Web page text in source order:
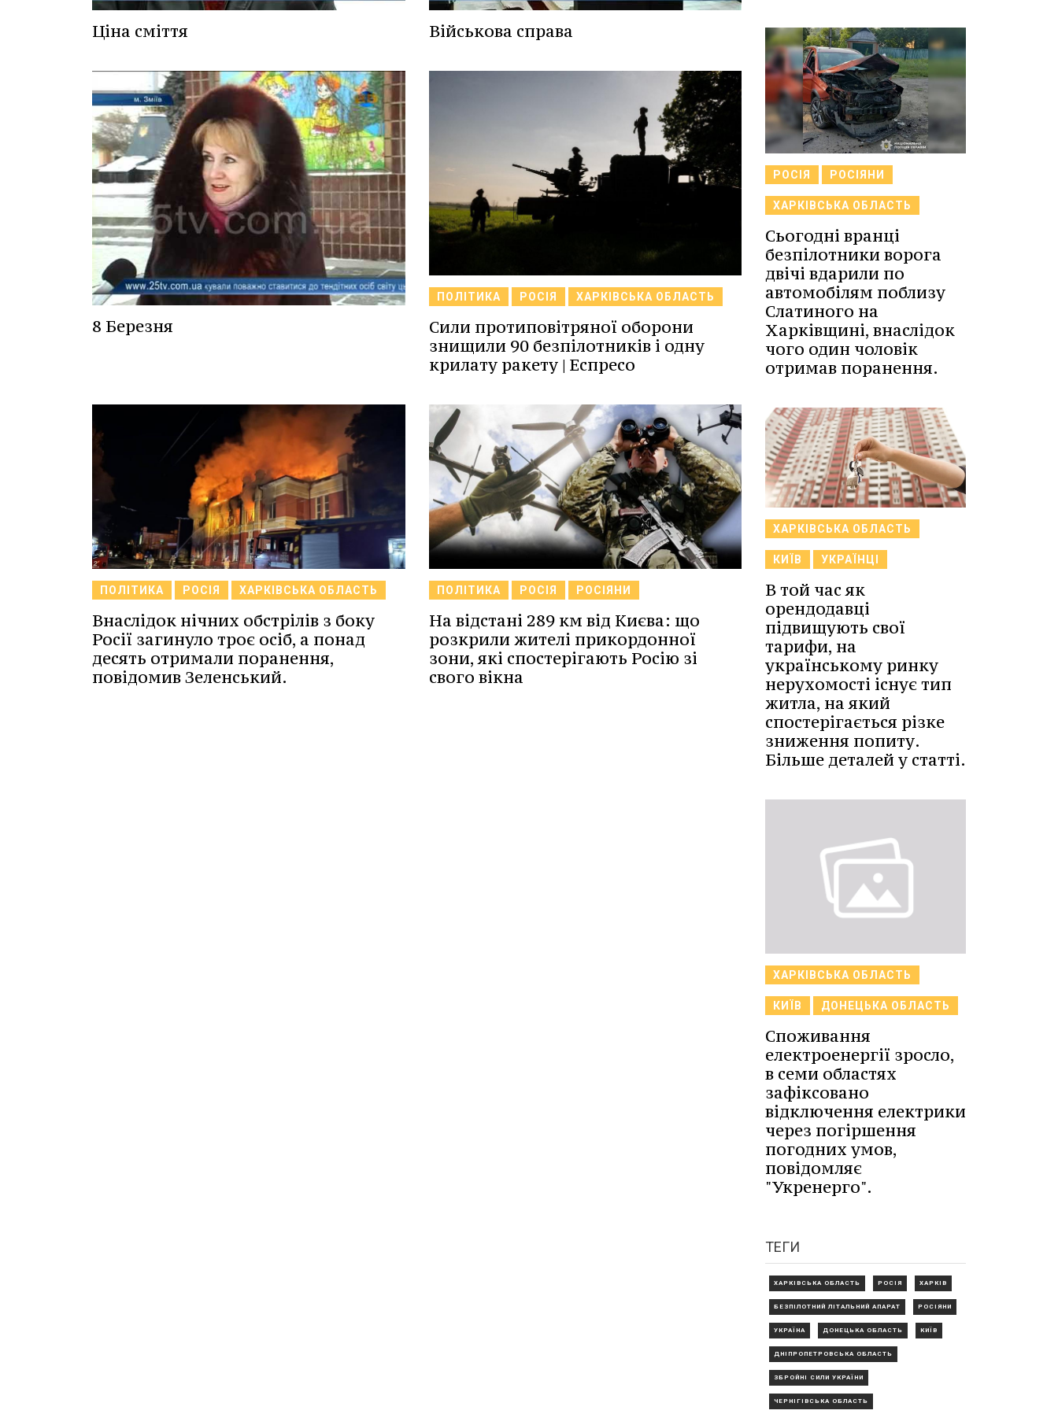
Ціна сміття Військова справа
8 Березня
ПОЛІТИКА РОСІЯ ХАРКІВСЬКА ОБЛАСТЬ
Сили протиповітряної оборони
знищили 90 безпілотників і одну
крилату ракету | Еспресо
ПОЛІТИКА РОСІЯ ХАРКІВСЬКА ОБЛАСТЬ
Внаслідок нічних обстрілів з боку
Росії загинуло троє осіб, а понад
десять отримали поранення,
повідомив Зеленський.
ПОЛІТИКА РОСІЯ РОСІЯНИ
На відстані 289 км від Києва: що
розкрили жителі прикордонної
зони, які спостерігають Росію зі
свого вікна
РОСІЯ РОСІЯНИ
ХАРКІВСЬКА ОБЛАСТЬ
Сьогодні вранці
безпілотники ворога
двічі вдарили по
автомобілям поблизу
Слатиного на
Харківщині, внаслідок
чого один чоловік
отримав поранення.
ХАРКІВСЬКА ОБЛАСТЬ
КИЇВ УКРАЇНЦІ
В той час як
орендодавці
підвищують свої
тарифи, на
українському ринку
нерухомості існує тип
житла, на який
спостерігається різке
зниження попиту.
Більше деталей у статті.
ХАРКІВСЬКА ОБЛАСТЬ
КИЇВ ДОНЕЦЬКА ОБЛАСТЬ
Споживання
електроенергії зросло,
в семи областях
зафіксовано
відключення електрики
через погіршення
погодних умов,
повідомляє
"Укренерго".
ТЕГИ
ХАРКІВСЬКА ОБЛАСТЬ РОСІЯ ХАРКІВ
БЕЗПІЛОТНИЙ ЛІТАЛЬНИЙ АПАРАТ РОСІЯНИ
УКРАЇНА ДОНЕЦЬКА ОБЛАСТЬ КИЇВ
ДНІПРОПЕТРОВСЬКА ОБЛАСТЬ
ЗБРОЙНІ СИЛИ УКРАЇНИ
ЧЕРНІГІВСЬКА ОБЛАСТЬ